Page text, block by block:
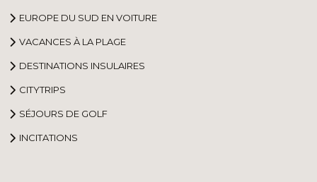
EUROPE DU SUD EN VOITURE
VACANCES À LA PLAGE
DESTINATIONS INSULAIRES
CITYTRIPS
SÉJOURS DE GOLF
INCITATIONS